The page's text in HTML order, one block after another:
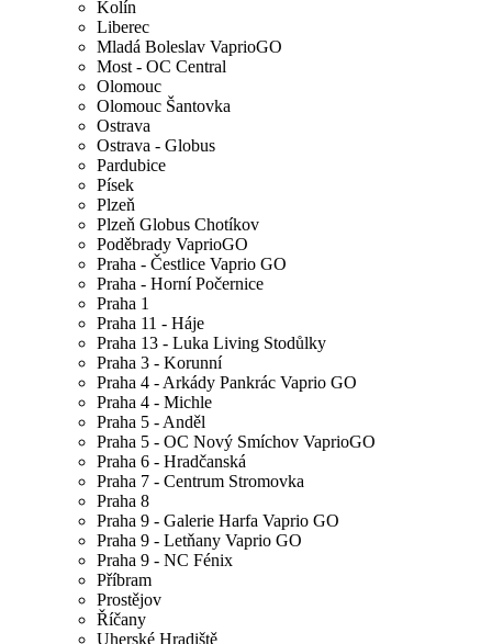
Kolín
Liberec
Mladá Boleslav VaprioGO
Most - OC Central
Olomouc
Olomouc Šantovka
Ostrava
Ostrava - Globus
Pardubice
Písek
Plzeň
Plzeň Globus Chotíkov
Poděbrady VaprioGO
Praha - Čestlice Vaprio GO
Praha - Horní Počernice
Praha 1
Praha 11 - Háje
Praha 13 - Luka Living Stodůlky
Praha 3 - Korunní
Praha 4 - Arkády Pankrác Vaprio GO
Praha 4 - Michle
Praha 5 - Anděl
Praha 5 - OC Nový Smíchov VaprioGO
Praha 6 - Hradčanská
Praha 7 - Centrum Stromovka
Praha 8
Praha 9 - Galerie Harfa Vaprio GO
Praha 9 - Letňany Vaprio GO
Praha 9 - NC Fénix
Příbram
Prostějov
Říčany
Uherské Hradiště